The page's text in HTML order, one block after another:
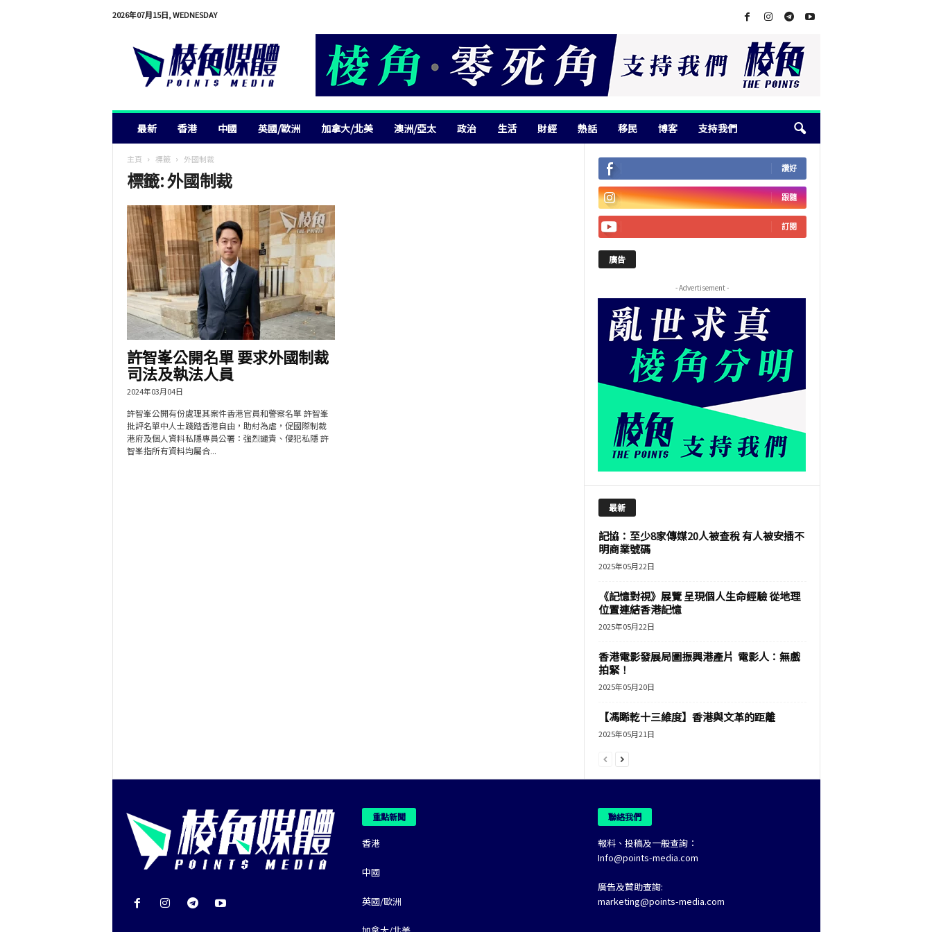
2026年07月15日, WEDNESDAY
最新 香港 中國 英國/歐洲 加拿大/北美 澳洲/亞太 政治 生活 財經 熱話 移民 博客 支持我們
主頁 標籤 外國制裁
標籤: 外國制裁
許智峯公開名單 要求外國制裁
司法及執法人員
2024年03月04日
許智峯公開有份處理其案件香港官員和警察名單 許智峯
批評名單中人士踐踏香港自由，助紂為虐，促國際制裁
港府及個人資料私隱專員公署：強烈譴責、侵犯私隱 許
智峯指所有資料均屬合...
讚好
跟隨
訂閱
廣告
- Advertisement -
最新
記協：至少8家傳媒20人被查稅 有人被安插不
明商業號碼
2025年05月22日
《記憶對視》展覽 呈現個人生命經驗 從地理
位置連結香港記憶
2025年05月22日
香港電影發展局圖振興港產片 電影人：無戲
拍緊！
2025年05月20日
【馮睎乾十三維度】香港與文革的距離
2025年05月21日
重點新聞
香港
中國
英國/歐洲
聯絡我們
報料、投稿及一般查詢：
Info@points-media.com
廣告及贊助查詢:
marketing@points-media.com